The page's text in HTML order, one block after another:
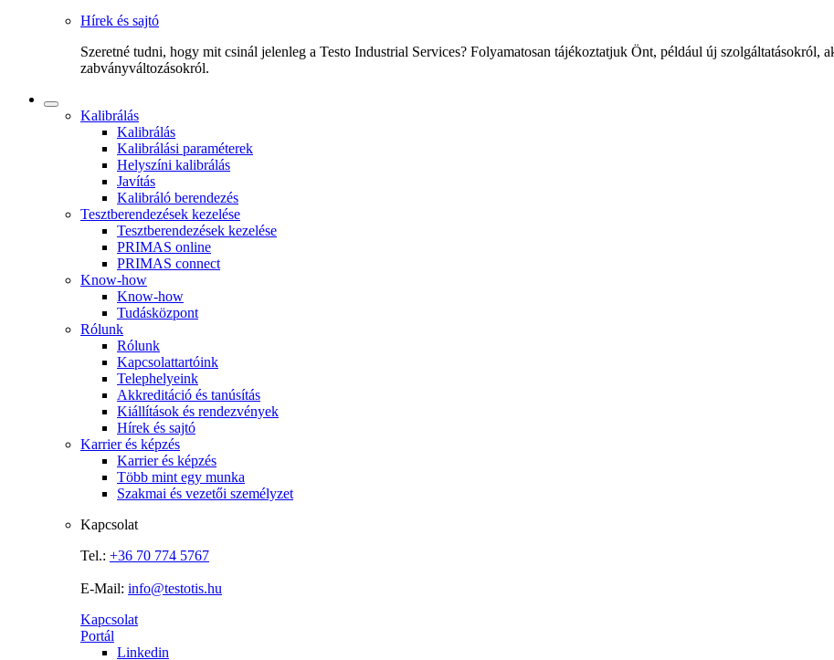
Hírek és sajtó
Szeretné tudni, hogy mit csinál jelenleg a Testo Industrial Services? Folyamatosan tájékoztatjuk Önt, például új szolgáltatásokról,
zabványváltozásokról.
Kalibrálás
Kalibrálás
Kalibrálási paraméterek
Helyszíni kalibrálás
Javítás
Kalibráló berendezés
Tesztberendezések kezelése
Tesztberendezések kezelése
PRIMAS online
PRIMAS connect
Know-how
Know-how
Tudásközpont
Rólunk
Rólunk
Kapcsolattartóink
Telephelyeink
Akkreditáció és tanúsítás
Kiállítások és rendezvények
Hírek és sajtó
Karrier és képzés
Karrier és képzés
Több mint egy munka
Szakmai és vezetői személyzet
Kapcsolat
Tel.: +36 70 774 5767
E-Mail: info@testotis.hu
Kapcsolat
Portál
Linkedin